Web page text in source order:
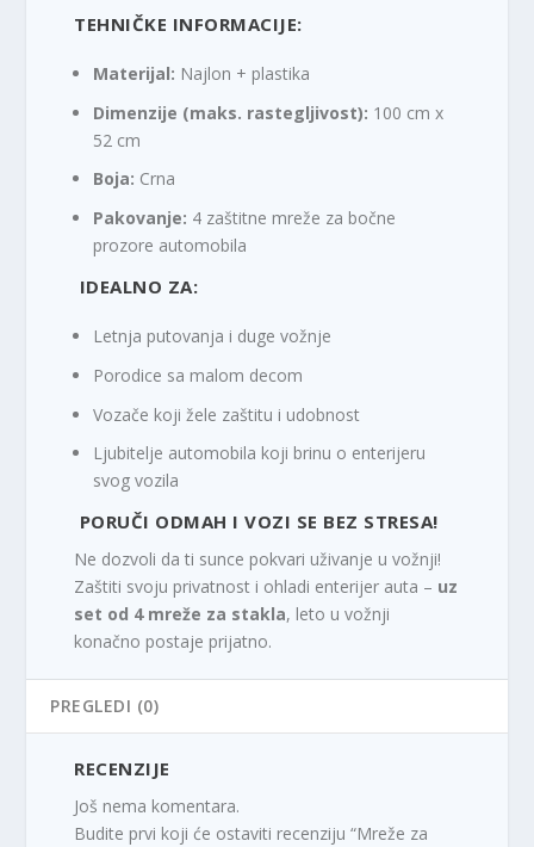
TEHNIČKE INFORMACIJE:
Materijal: Najlon + plastika
Dimenzije (maks. rastegljivost): 100 cm x
52 cm
Boja: Crna
Pakovanje: 4 zaštitne mreže za bočne
prozore automobila
IDEALNO ZA:
Letnja putovanja i duge vožnje
Porodice sa malom decom
Vozače koji žele zaštitu i udobnost
Ljubitelje automobila koji brinu o enterijeru
svog vozila
PORUČI ODMAH I VOZI SE BEZ STRESA!
Ne dozvoli da ti sunce pokvari uživanje u vožnji!
Zaštiti svoju privatnost i ohladi enterijer auta – uz
set od 4 mreže za stakla, leto u vožnji
konačno postaje prijatno.
PREGLEDI (0)
RECENZIJE
Još nema komentara.
Budite prvi koji će ostaviti recenziju “Mreže za